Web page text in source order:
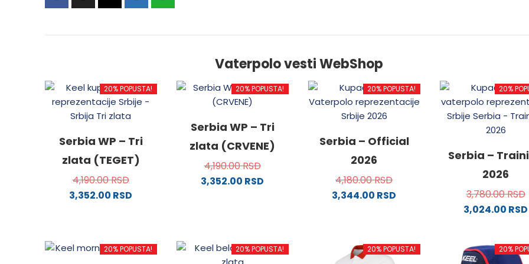
Vaterpolo vesti WebShop
20% POPUSTA!
Serbia WP – Tri
zlata (TEGET)
4,190.00RSD
3,352.00 RSD
više
20% POPUSTA!
Serbia WP – Tri
zlata (CRVENE)
4,190.00RSD
3,352.00 RSD
varijanti.
20% POPUSTA!
Serbia – Official
2026
4,180.00RSD
3,344.00 RSD
više
20%
Serbia –
2026
3,780.00RSD
3,024.00 RSD
ima
20% POPUSTA! 20% POPUSTA! 20% POPUSTA! 20%